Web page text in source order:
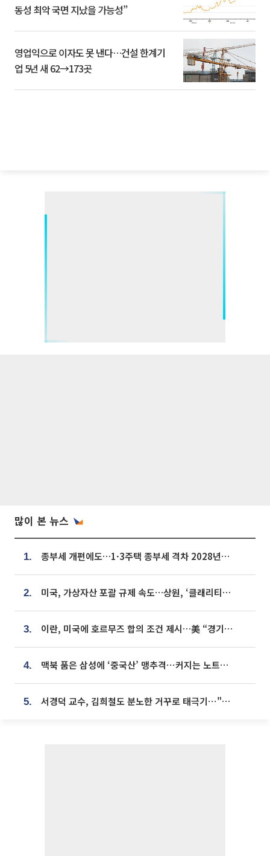
동성 최악 국면 지났을 가능성”
영업익으로 이자도 못 낸다…건설 한계기
업 5년 새 62→173곳
많이 본 뉴스
1. 종부세 개편에도…1·3주택 종부세 격차 2028년부터 확대
2. 미국, 가상자산 포괄 규제 속도…상원, ‘클래리티법’ 9월 절차투표 추진
3. 이란, 미국에 호르무즈 합의 조건 제시…美 “경기 아직 안 끝나” [종합]
4. 맥북 품은 삼성에 ‘중국산’ 맹추격⋯커지는 노트북 OLED 시장
5. 서경덕 교수, 김희철도 분노한 거꾸로 태극기⋯"엉터리는 아냐, 아쉬울 뿐"